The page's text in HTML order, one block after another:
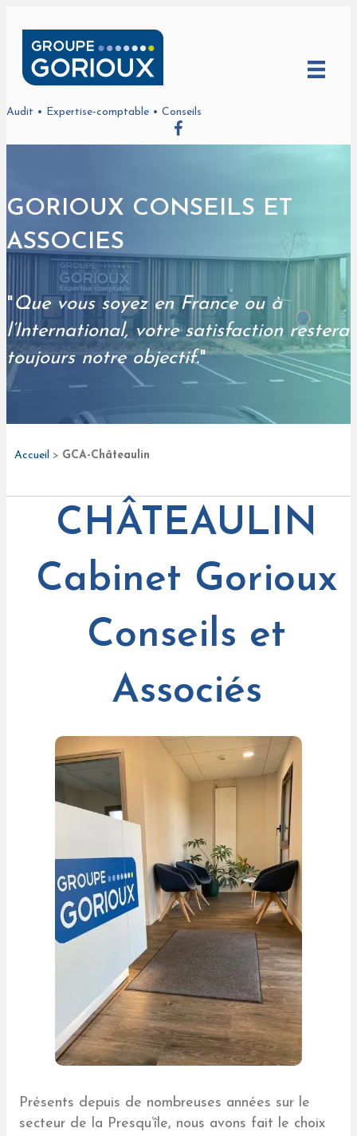
Audit • Expertise-comptable • Conseils
GORIOUX CONSEILS ET
ASSOCIES
"Que vous soyez en France ou à
l’International, votre satisfaction restera
toujours notre objectif."
Accueil > GCA-Châteaulin
CHÂTEAULIN
Cabinet Gorioux
Conseils et
Associés
Présents depuis de nombreuses années sur le
secteur de la Presqu’île, nous avons fait le choix